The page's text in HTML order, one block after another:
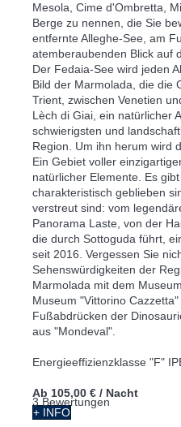
Mesola, Cime d'Ombretta,
Berge zu nennen, die Sie
entfernte Alleghe-See, am
atemberaubenden Blick auf
Der Fedaia-See wird jeden
Bild der Marmolada, die die
Trient, zwischen Venetien
Lèch di Giai, ein natürlicher
schwierigsten und
Region. Um ihn herum wird
Ein Gebiet voller
natürlicher Elemente. Es
charakteristisch geblieben
verstreut sind: vom
Panorama Laste, von der
die durch Sottoguda führt,
seit 2016. Vergessen Sie
Sehenswürdigkeiten der
Marmolada mit dem
Museum "Vittorino
Fußabdrücken der
aus "Mondeval".
Energieeffizienzklasse "F"
3 Bewertungen
Ab 105,00 € / Nacht
+ INFO